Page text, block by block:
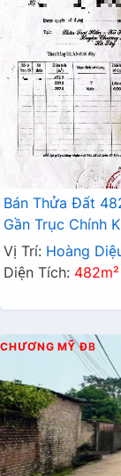
Bán Thửa Đất
Gần Trục Chính
Vị Trí: Hoàng
Diện Tích: 482m²
CHƯƠNG MỸ ĐB